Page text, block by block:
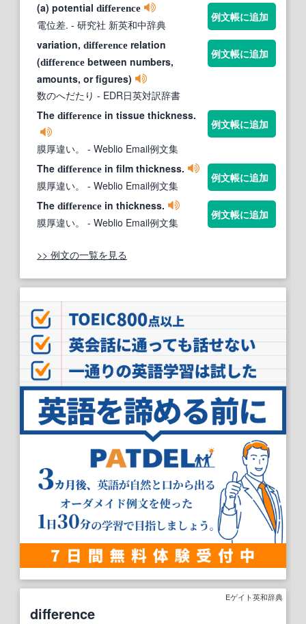
(a) potential difference
電位差. - 研究社 新英和中辞典
例文帳に追加
variation, difference relation
(difference between numbers,
amounts, or figures)
数のへだたり - EDR日英対訳辞書
例文帳に追加
The difference in tissue thickness.
膜厚違い。 - Weblio Email例文集
例文帳に追加
The difference in film thickness.
膜厚違い。
- Weblio Email例文集
例文帳に追加
The difference in thickness.
膜厚違い。
- Weblio Email例文集
例文帳に追加
>> 例文の一覧を見る
Eゲイト英和辞典
difference